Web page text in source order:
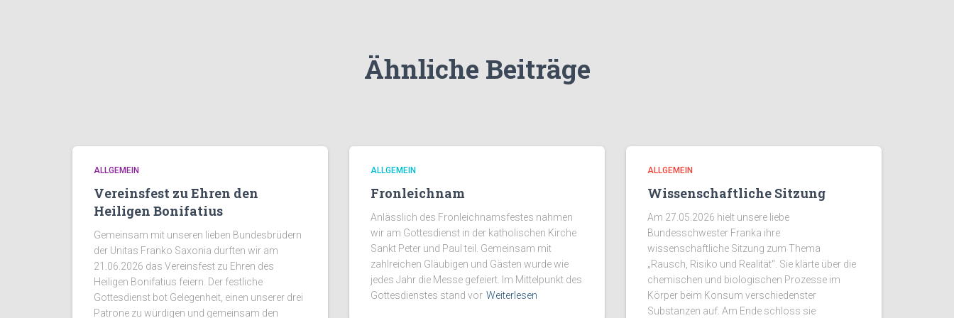
Ähnliche Beiträge
ALLGEMEIN
Vereinsfest zu Ehren den
Heiligen Bonifatius
Gemeinsam mit unseren lieben Bundesbrüdern
der Unitas Franko Saxonia durften wir am
21.06.2026 das Vereinsfest zu Ehren des
Heiligen Bonifatius feiern. Der festliche
Gottesdienst bot Gelegenheit, einen unserer drei
Patrone zu würdigen und gemeinsam den
ALLGEMEIN
Fronleichnam
Anlässlich des Fronleichnamsfestes nahmen
wir am Gottesdienst in der katholischen Kirche
Sankt Peter und Paul teil. Gemeinsam mit
zahlreichen Gläubigen und Gästen wurde wie
jedes Jahr die Messe gefeiert. Im Mittelpunkt des
Gottesdienstes stand vor Weiterlesen
ALLGEMEIN
Wissenschaftliche Sitzung
Am 27.05.2026 hielt unsere liebe
Bundesschwester Franka ihre
wissenschaftliche Sitzung zum Thema
„Rausch, Risiko und Realität“. Sie klärte über die
chemischen und biologischen Prozesse im
Körper beim Konsum verschiedenster
Substanzen auf. Am Ende schloss sie